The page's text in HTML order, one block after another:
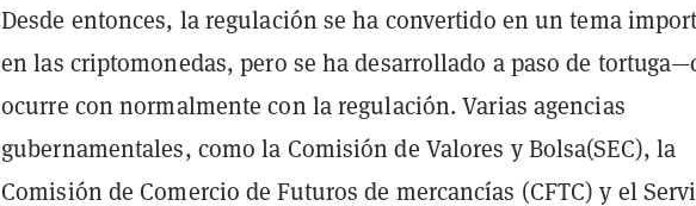
Desde entonces, la regulación se ha convertido en un tema
en las criptomonedas, pero se ha desarrollado a paso de
ocurre con normalmente con la regulación. Varias agencias
gubernamentales, como la Comisión de Valores y Bolsa(SEC), la
Comisión de Comercio de Futuros de mercancías (CFTC) y el